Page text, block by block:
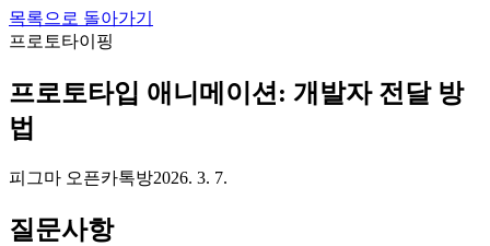
목록으로 돌아가기
프로토타이핑
프로토타입 애니메이션: 개발자 전달 방
법
피그마 오픈카톡방2026. 3. 7.
질문사항